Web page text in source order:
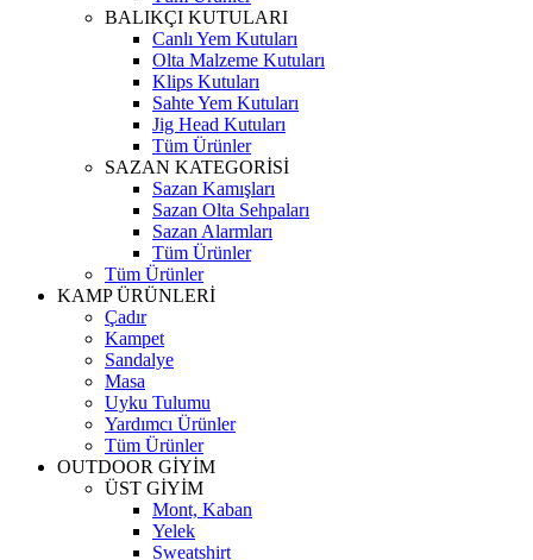
BALIKÇI KUTULARI
Canlı Yem Kutuları
Olta Malzeme Kutuları
Klips Kutuları
Sahte Yem Kutuları
Jig Head Kutuları
Tüm Ürünler
SAZAN KATEGORİSİ
Sazan Kamışları
Sazan Olta Sehpaları
Sazan Alarmları
Tüm Ürünler
Tüm Ürünler
KAMP ÜRÜNLERİ
Çadır
Kampet
Sandalye
Masa
Uyku Tulumu
Yardımcı Ürünler
Tüm Ürünler
OUTDOOR GİYİM
ÜST GİYİM
Mont, Kaban
Yelek
Sweatshirt